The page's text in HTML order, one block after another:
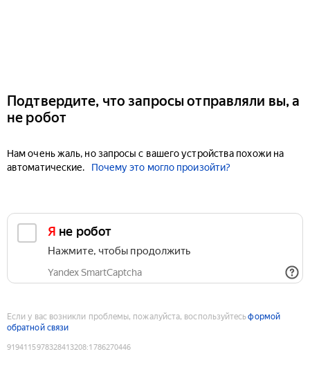
Подтвердите, что запросы отправляли вы, а
не робот
Нам очень жаль, но запросы с вашего устройства похожи на
автоматические.
Почему это могло произойти?
Я не робот
Нажмите, чтобы продолжить
Yandex SmartCaptcha
Если у вас возникли проблемы, пожалуйста, воспользуйтесьформой
обратной связи
9194115978328413208:1786270446